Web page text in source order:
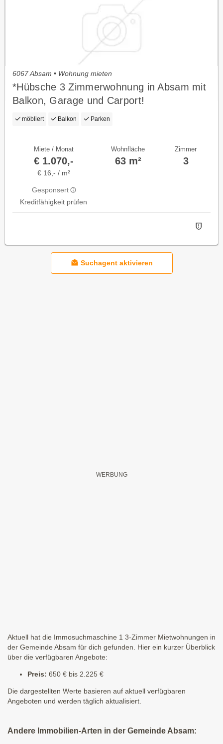
6067 Absam • Wohnung mieten
*Hübsche 3 Zimmerwohnung in Absam mit
Balkon, Garage und Carport!
möbliert Balkon Parken
Miete / Monat
€ 1.070,-
€ 16,- / m²
Gesponsert
Kreditfähigkeit prüfen
Wohnfläche
63 m²
Zimmer
3
Suchagent aktivieren
Aktuell hat die Immosuchmaschine 1 3-Zimmer Mietwohnungen in
der Gemeinde Absam für dich gefunden. Hier ein kurzer Überblick
über die verfügbaren Angebote:
Preis: 650 € bis 2.225 €
Die dargestellten Werte basieren auf aktuell verfügbaren
Angeboten und werden täglich aktualisiert.
Andere Immobilien-Arten in der Gemeinde Absam: